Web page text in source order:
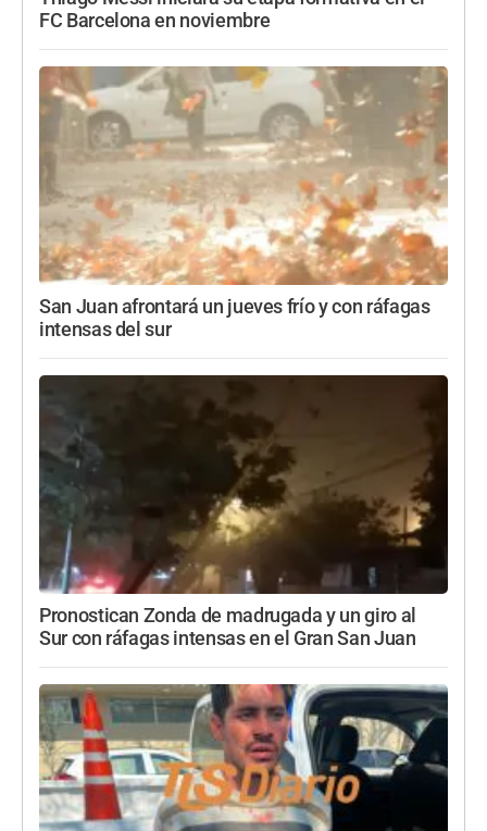
FC Barcelona en noviembre
San Juan afrontará un jueves frío y con ráfagas
intensas del sur
Pronostican Zonda de madrugada y un giro al
Sur con ráfagas intensas en el Gran San Juan